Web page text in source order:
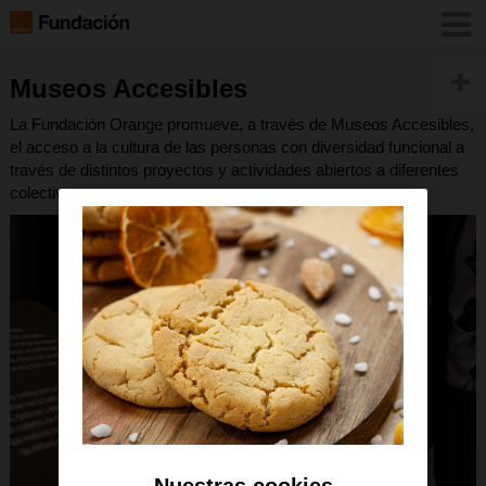
Museos Accesibles
La Fundación Orange promueve, a través de Museos Accesibles,
el acceso a la cultura de las personas con diversidad funcional a
través de distintos proyectos y actividades abiertos a diferentes
colectivos.